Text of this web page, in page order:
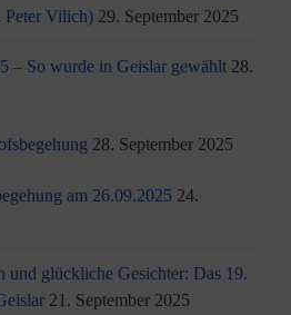
Peter Vilich) 29. September 2025
– So wurde in Geislar gewählt 28.
28. September 2025
am 26.09.2025 24.
und glückliche Gesichter: Das 19.
21. September 2025